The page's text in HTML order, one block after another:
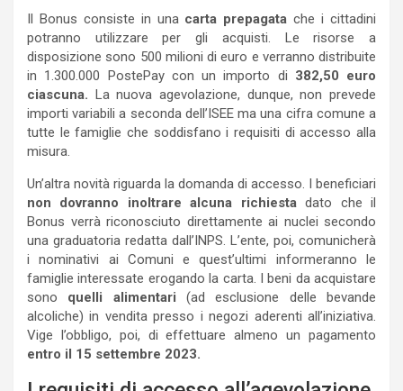
Il Bonus consiste in una carta prepagata che i cittadini
potranno utilizzare per gli acquisti. Le risorse a
disposizione sono 500 milioni di euro e verranno distribuite
in 1.300.000 PostePay con un importo di 382,50 euro
ciascuna. La nuova agevolazione, dunque, non prevede
importi variabili a seconda dell’ISEE ma una cifra comune a
tutte le famiglie che soddisfano i requisiti di accesso alla
misura.
Un’altra novità riguarda la domanda di accesso. I beneficiari
non dovranno inoltrare alcuna richiesta dato che il
Bonus verrà riconosciuto direttamente ai nuclei secondo
una graduatoria redatta dall’INPS. L’ente, poi, comunicherà
i nominativi ai Comuni e quest’ultimi informeranno le
famiglie interessate erogando la carta. I beni da acquistare
sono quelli alimentari (ad esclusione delle bevande
alcoliche) in vendita presso i negozi aderenti all’iniziativa.
Vige l’obbligo, poi, di effettuare almeno un pagamento
entro il 15 settembre 2023.